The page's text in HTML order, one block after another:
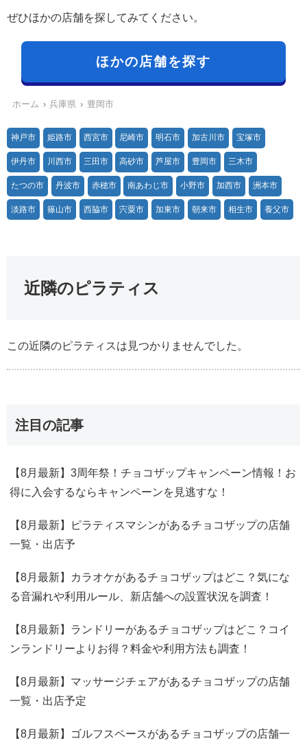
ぜひほかの店舗を探してみてください。
ほかの店舗を探す
ホーム 兵庫県 豊岡市
神戸市 姫路市 西宮市 尼崎市 明石市 加古川市 宝塚市
伊丹市 川西市 三田市 高砂市 芦屋市 豊岡市 三木市
たつの市 丹波市 赤穂市 南あわじ市 小野市 加西市 洲本市
淡路市 篠山市 西脇市 宍粟市 加東市 朝来市 相生市 養父市
近隣のピラティス
この近隣のピラティスは見つかりませんでした。
注目の記事
【8月最新】3周年祭！チョコザップキャンペーン情報！お
得に入会するならキャンペーンを見逃すな！
【8月最新】ピラティスマシンがあるチョコザップの店舗
一覧・出店予
【8月最新】カラオケがあるチョコザップはどこ？気にな
る音漏れや利用ルール、新店舗への設置状況を調査！
【8月最新】ランドリーがあるチョコザップはどこ？コイ
ンランドリーよりお得？料金や利用方法も調査！
【8月最新】マッサージチェアがあるチョコザップの店舗
一覧・出店予定
【8月最新】ゴルフスペースがあるチョコザップの店舗一